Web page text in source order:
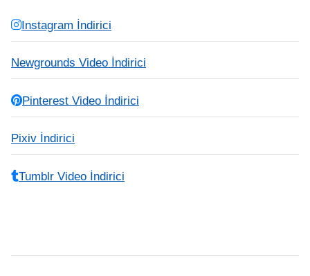
Instagram İndirici
Newgrounds Video İndirici
Pinterest Video İndirici
Pixiv İndirici
Tumblr Video İndirici